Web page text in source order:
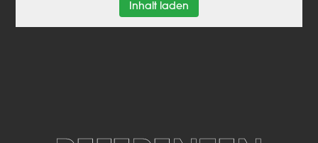
Inhalt laden